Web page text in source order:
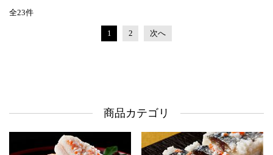
全23件
1 2 次へ
商品カテゴリ